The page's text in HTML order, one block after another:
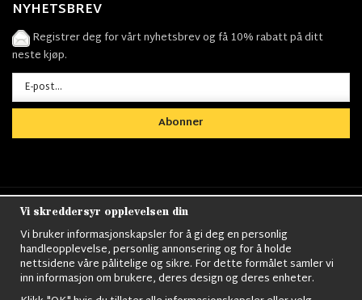
NYHETSBREV
Registrer deg for vårt nyhetsbrev og få 10% rabatt på ditt
neste kjøp.
Abonner
Nordens största utbud av
kläder,Militärtöverskott, Militärutrustning, Ordningsvakt
utrustning,väktarkläder,Militärbyxor,Militärjackor,M65
Jackor,Bomberjackor,Militärkängor,Militära Ryggsäckar,Vintage Army
kläder,Sjömanskläder,Paracord,Gasmask,Ghillie
Vi skreddersyr opplevelsen din
Vi bruker informasjonskapsler for å gi deg en personlig
handleopplevelse, personlig annonsering og for å holde
nettsidene våre pålitelige og sikre. For dette formålet samler vi
inn informasjon om brukere, deres design og deres enheter.